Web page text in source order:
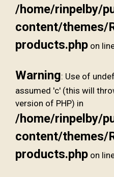
/home/rinpelby/
content/themes/
products.php on
Warning: Use of
assumed 'c' (this will
version of PHP) in
/home/rinpelby/
content/themes/
products.php on